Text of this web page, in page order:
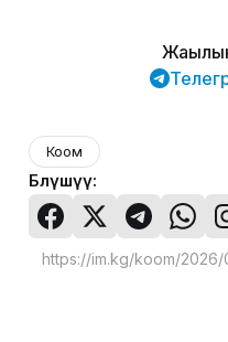
Коом
Бөлүшүү: